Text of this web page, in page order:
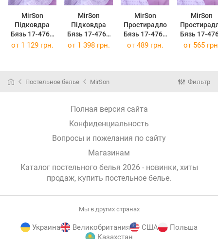
MirSon
Підковдра
Бязь 17-4766
Abruzzo 200 x
MirSon
Підковдра
Бязь 17-4766
Abruzzo 220 x
MirSon
Простирадло
Бязь 17-4766
Abruzzo 150 х
MirSon
Бязь 17-
Abruzzo
от 1 129 грн. от 1 398 грн. от 489 грн. от 565
Постельное белье MirSon Фильтр
Полная версия сайта
Конфиденциальность
Вопросы и пожелания по сайту
Магазинам
Каталог постельного белья 2026 - новинки, хиты
продаж, купить постельное белье.
Мы в других странах
Украина Великобритания США
Польша
Казахстан